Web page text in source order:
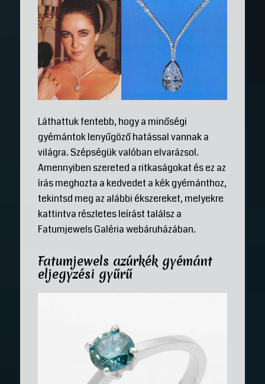
Láthattuk fentebb, hogy a minőségi
gyémántok lenyűgöző hatással vannak a
világra. Szépségük valóban elvarázsol.
Amennyiben szereted a ritkaságokat és ez az
írás meghozta a kedvedet a kék gyémánthoz,
tekintsd meg az alábbi ékszereket, melyekre
kattintva részletes leírást találsz a
Fatumjewels Galéria webáruházában.
Fatumjewels azúrkék gyémánt
eljegyzési gyűrű